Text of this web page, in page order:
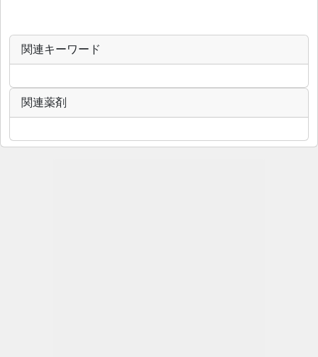
関連キーワード
関連薬剤